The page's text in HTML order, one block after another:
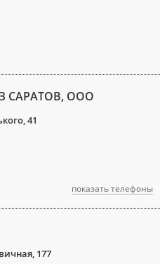
САРАТОВ, ООО
41
показать телефоны
177